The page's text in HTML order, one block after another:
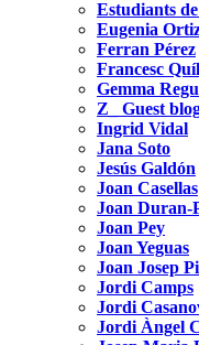
Estudiants
Eugenia
Ferran Pérez
Francesc
Gemma
Z_ Guest
Ingrid Vidal
Jana Soto
Jesús Galdón
Joan Casellas
Joan Duran-
Joan Pey
Joan Yeguas
Joan Josep
Jordi Camps
Jordi
Jordi Àngel